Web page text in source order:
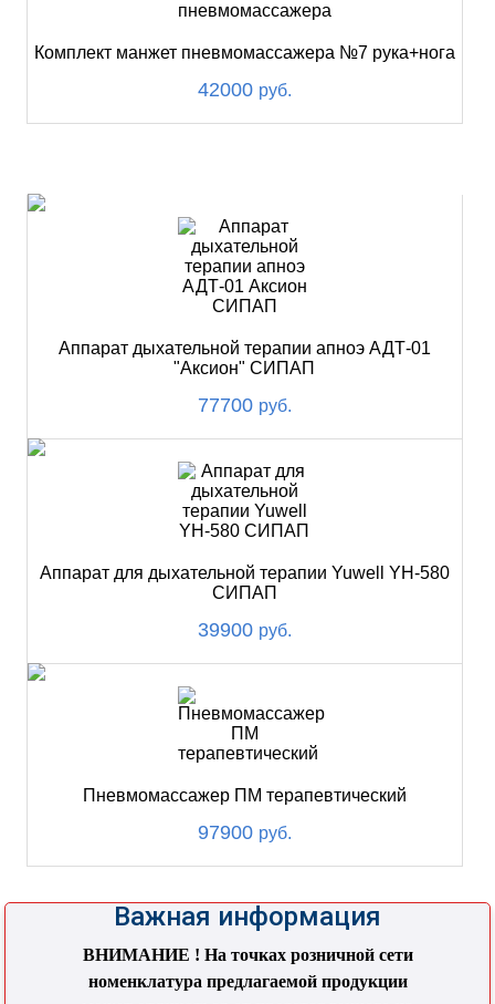
Комплект манжет пневмомассажера №7 рука+нога
42000 руб.
Аппарат дыхательной терапии апноэ АДТ-01
"Аксион" СИПАП
77700 руб.
Аппарат для дыхательной терапии Yuwell YH-580
СИПАП
39900 руб.
Пневмомассажер ПМ терапевтический
97900 руб.
Важная информация
ВНИМАНИЕ ! На точках розничной сети
номенклатура предлагаемой продукции